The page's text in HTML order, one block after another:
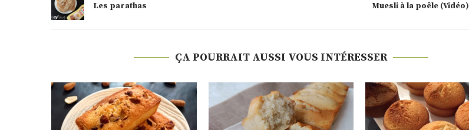
Les parathas Muesli à la poêle (Vidéo)
ÇA POURRAIT AUSSI VOUS INTÉRESSER